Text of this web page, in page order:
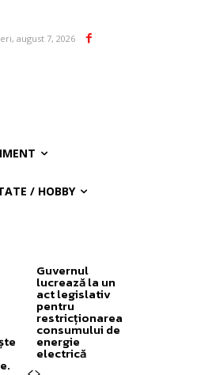
august 7, 2026
/ HOBBY
Guvernul
lucrează la un
act legislativ
pentru
restricționarea
consumului de
energie
electrică